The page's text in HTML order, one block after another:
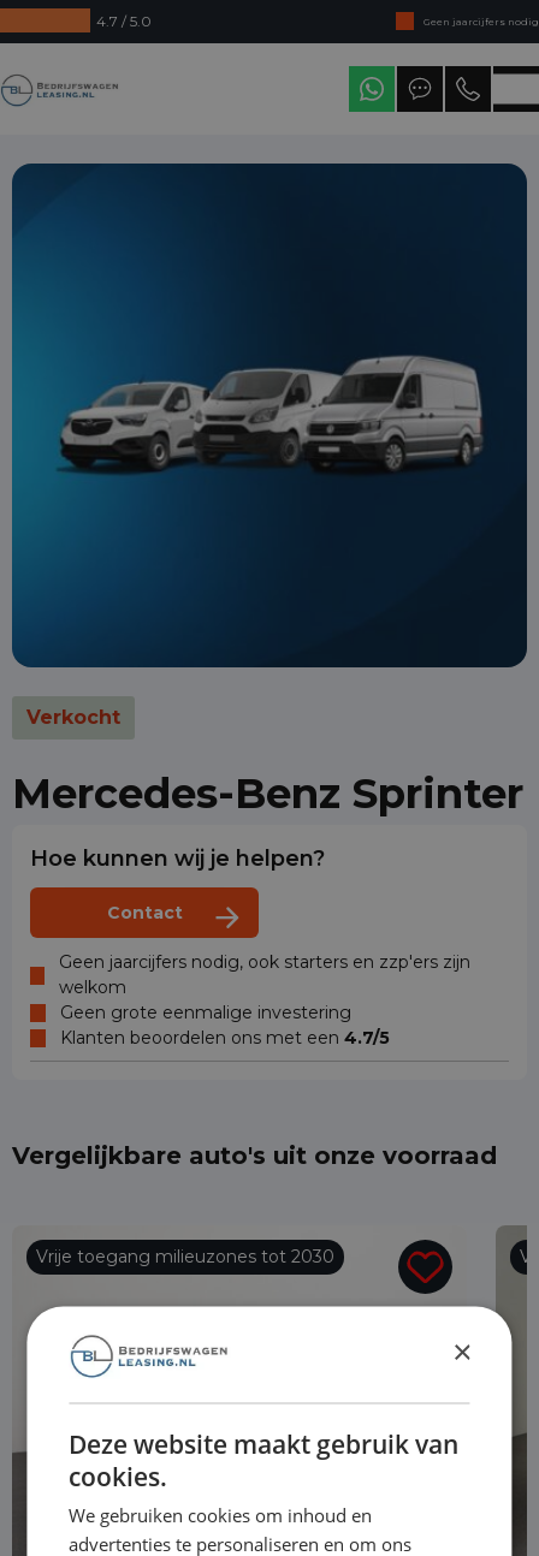
4.7 / 5.0
Geen jaarcijfers nodig
Direct uit voorraad leverbaar
Levering in heel Nederland
Verkocht
Mercedes-Benz Sprinter
Hoe kunnen wij je helpen?
Contact
Geen jaarcijfers nodig, ook starters en zzp'ers zijn
welkom
Geen grote eenmalige investering
Klanten beoordelen ons met een 4.7/5
Vergelijkbare auto's uit onze voorraad
Vrije toegang milieuzones tot 2030
×
Deze website maakt gebruik van
cookies.
We gebruiken cookies om inhoud en
advertenties te personaliseren en om ons